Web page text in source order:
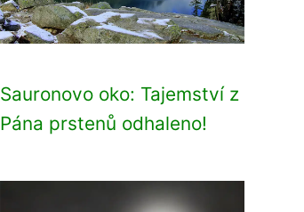
Sauronovo oko: Tajemství z
Pána prstenů odhaleno!